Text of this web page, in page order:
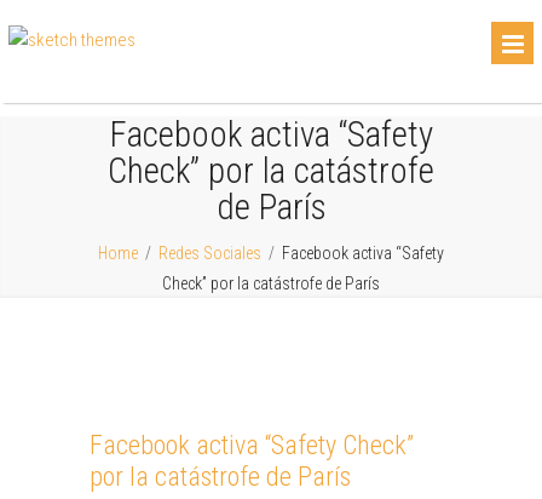
Facebook activa “Safety
Check” por la catástrofe
de París
Home / Redes Sociales / Facebook activa “Safety
Check” por la catástrofe de París
Facebook activa “Safety Check”
por la catástrofe de París